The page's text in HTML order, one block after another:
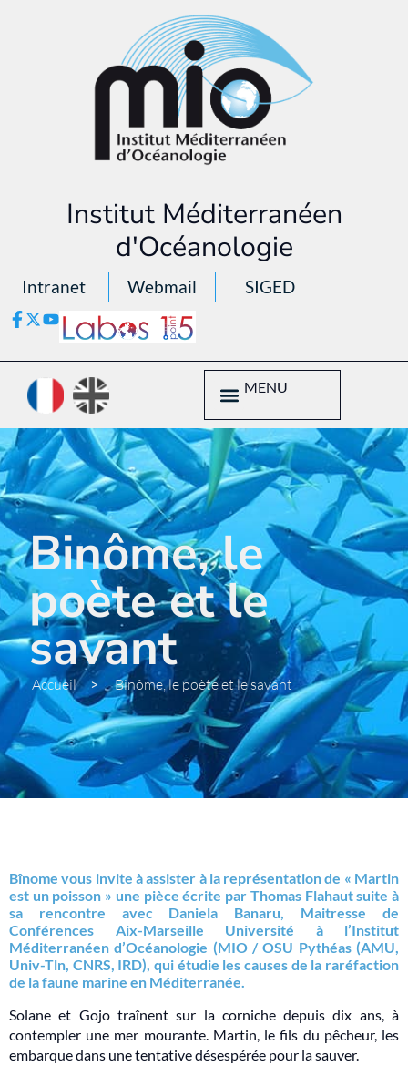
Institut Méditerranéen
d'Océanologie
Intranet Webmail SIGED
MENU
Binôme, le
poète et le
savant
Accueil > Binôme, le poète et le savant
Bînome vous invite à assister à la représentation de « Martin
est un poisson » une pièce écrite par Thomas Flahaut suite à
sa rencontre avec Daniela Banaru, Maitresse de
Conférences Aix-Marseille Université à l’Institut
Méditerranéen d’Océanologie (MIO / OSU Pythéas (AMU,
Univ-Tln, CNRS, IRD), qui étudie les causes de la raréfaction
de la faune marine en Méditerranée.
Solane et Gojo traînent sur la corniche depuis dix ans, à
contempler une mer mourante. Martin, le fils du pêcheur, les
embarque dans une tentative désespérée pour la sauver.